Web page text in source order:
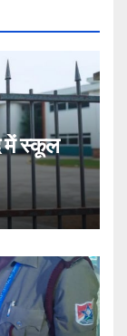
में स्कूल